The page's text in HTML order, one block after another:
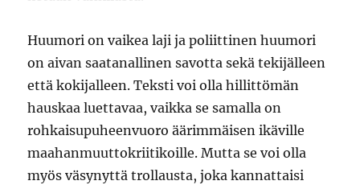
Huumori on vaikea laji ja poliittinen huumori
on aivan saatanallinen savotta sekä tekijälleen
että kokijalleen. Teksti voi olla hillittömän
hauskaa luettavaa, vaikka se samalla on
rohkaisupuheenvuoro äärimmäisen ikäville
maahanmuuttokriitikoille. Mutta se voi olla
myös väsynyttä trollausta, joka kannattaisi